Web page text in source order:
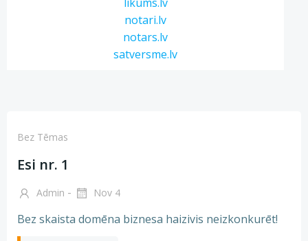
notari.lv
notars.lv
satversme.lv
Bez Tēmas
Esi nr. 1
Admin - Nov 4
Bez skaista domēna biznesa haizivis neizkonkurēt!